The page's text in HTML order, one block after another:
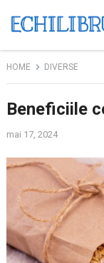
HOME DIVERSE
Beneficiile
mai 17, 2024